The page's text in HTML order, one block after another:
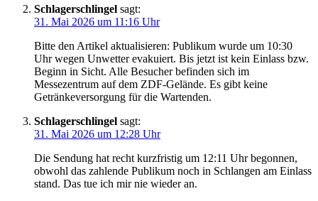
Schlagerschlingel sagt:
31. Mai 2026 um 11:16 Uhr
Bitte den Artikel aktualisieren: Publikum wurde um 10:30
Uhr wegen Unwetter evakuiert. Bis jetzt ist kein Einlass bzw.
Beginn in Sicht. Alle Besucher befinden sich im
Messezentrum auf dem ZDF-Gelände. Es gibt keine
Getränkeversorgung für die Wartenden.
Schlagerschlingel sagt:
31. Mai 2026 um 12:28 Uhr
Die Sendung hat recht kurzfristig um 12:11 Uhr begonnen,
obwohl das zahlende Publikum noch in Schlangen am Einlass
stand. Das tue ich mir nie wieder an.